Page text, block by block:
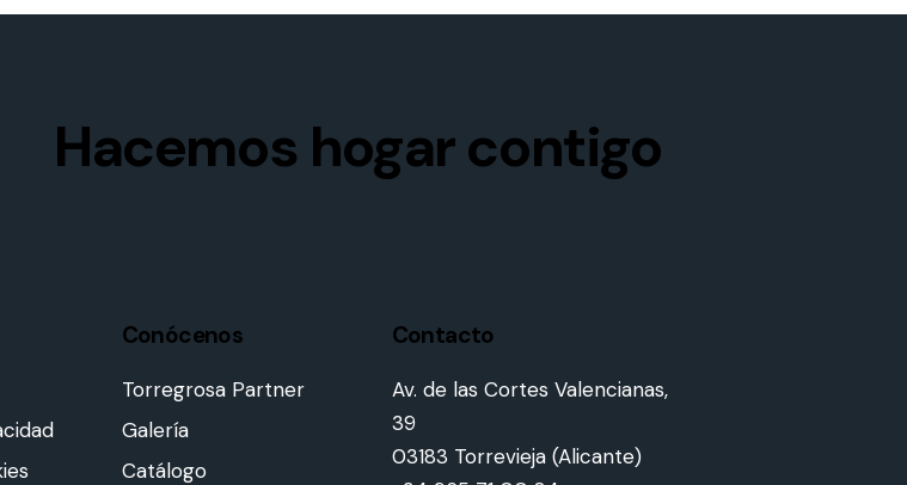
Hacemos hogar contigo
Conócenos
Torregrosa Partner
Galería
Catálogo
Contacto
Av. de las Cortes Valencianas,
39
03183 Torrevieja (Alicante)